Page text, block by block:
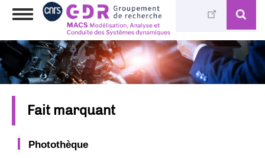
Aller
principal
Toggle
Fait marquant
Photothèque